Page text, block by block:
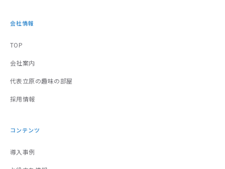
会社情報
TOP
会社案内
代表立原の趣味の部屋
採用情報
コンテンツ
導入事例